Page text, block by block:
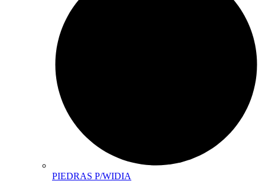
PIEDRAS P/WIDIA